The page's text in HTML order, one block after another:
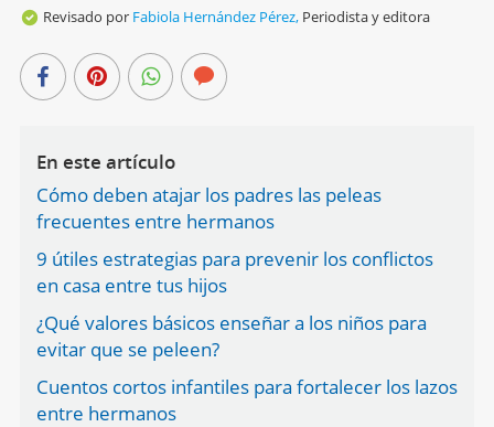
Revisado por Fabiola Hernández Pérez, Periodista y editora
En este artículo
Cómo deben atajar los padres las peleas
frecuentes entre hermanos
9 útiles estrategias para prevenir los conflictos
en casa entre tus hijos
¿Qué valores básicos enseñar a los niños para
evitar que se peleen?
Cuentos cortos infantiles para fortalecer los lazos
entre hermanos